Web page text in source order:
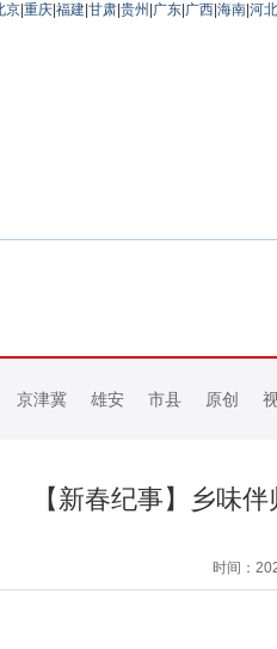
京 重庆 福建 甘肃 贵州 广东 广西 海南 河北
京津冀 雄安 市县 原创
【新春纪事】乡味
时间：